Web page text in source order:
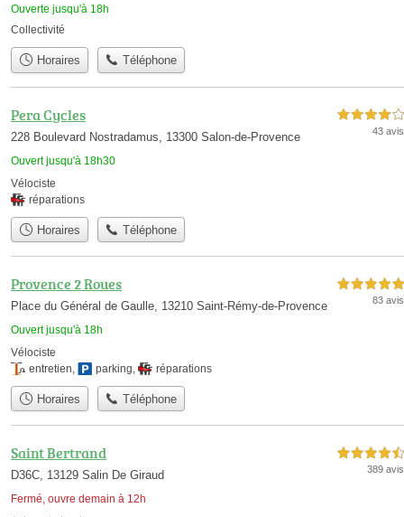
Ouverte jusqu'à 18h
Collectivité
Horaires Téléphone
Pera Cycles
228 Boulevard Nostradamus, 13300 Salon-de-Provence
Ouvert jusqu'à 18h30
4,0 étoiles sur 5
43 avis
Vélociste
réparations
Horaires Téléphone
Provence 2 Roues
Place du Général de Gaulle, 13210 Saint-Rémy-de-Provence
Ouvert jusqu'à 18h
5,0 étoiles sur 5
83 avis
Vélociste
entretien, parking, réparations
Horaires Téléphone
Saint Bertrand
D36C, 13129 Salin De Giraud
Fermé, ouvre demain à 12h
4,5 étoiles sur 5
389 avis